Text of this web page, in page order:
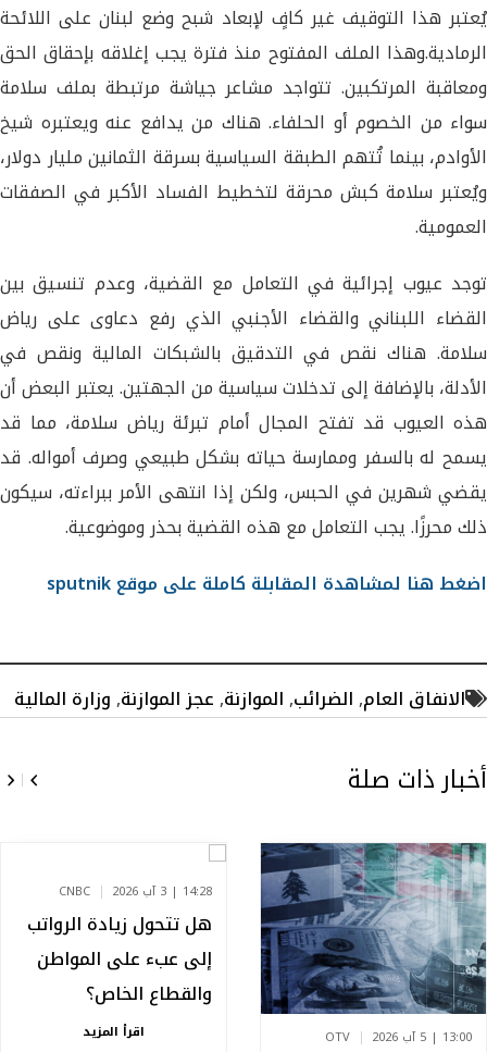
يُعتبر هذا التوقيف غير كافٍ لإبعاد شبح وضع لبنان على اللائحة
الرمادية.وهذا الملف المفتوح منذ فترة يجب إغلاقه بإحقاق الحق
ومعاقبة المرتكبين. تتواجد مشاعر جياشة مرتبطة بملف سلامة
سواء من الخصوم أو الحلفاء. هناك من يدافع عنه ويعتبره شيخ
الأوادم، بينما تُتهم الطبقة السياسية بسرقة الثمانين مليار دولار،
ويُعتبر سلامة كبش محرقة لتخطيط الفساد الأكبر في الصفقات
العمومية.
توجد عيوب إجرائية في التعامل مع القضية، وعدم تنسيق بين
القضاء اللبناني والقضاء الأجنبي الذي رفع دعاوى على رياض
سلامة. هناك نقص في التدقيق بالشبكات المالية ونقص في
الأدلة، بالإضافة إلى تدخلات سياسية من الجهتين. يعتبر البعض أن
هذه العيوب قد تفتح المجال أمام تبرئة رياض سلامة، مما قد
يسمح له بالسفر وممارسة حياته بشكل طبيعي وصرف أمواله. قد
يقضي شهرين في الحبس، ولكن إذا انتهى الأمر ببراءته، سيكون
ذلك محرزًا. يجب التعامل مع هذه القضية بحذر وموضوعية.
اضغط هنا لمشاهدة المقابلة كاملة على موقع sputnik
الانفاق العام,الضرائب,الموازنة,عجز الموازنة,وزارة المالية
أخبار ذات صلة
13:00 | 5 آب 2026 OTV
14:28 | 3 آب 2026 CNBC
هل تتحول زيادة الرواتب
إلى عبء على المواطن
والقطاع الخاص؟
اقرأ المزيد